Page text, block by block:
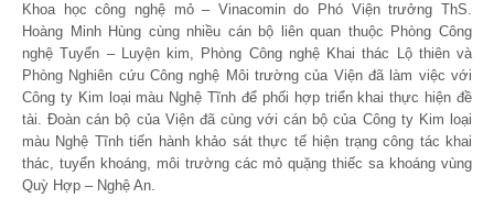
Khoa học công nghệ mỏ – Vinacomin do Phó Viện trưởng ThS.
Hoàng Minh Hùng cùng nhiều cán bộ liên quan thuộc Phòng Công
nghệ Tuyển – Luyện kim, Phòng Công nghệ Khai thác Lộ thiên và
Phòng Nghiên cứu Công nghệ Môi trường của Viện đã làm việc với
Công ty Kim loại màu Nghệ Tĩnh để phối hợp triển khai thực hiện đề
tài. Đoàn cán bộ của Viện đã cùng với cán bộ của Công ty Kim loại
màu Nghệ Tĩnh tiến hành khảo sát thực tế hiện trạng công tác khai
thác, tuyển khoáng, môi trường các mỏ quặng thiếc sa khoáng vùng
Quỳ Hợp – Nghệ An.